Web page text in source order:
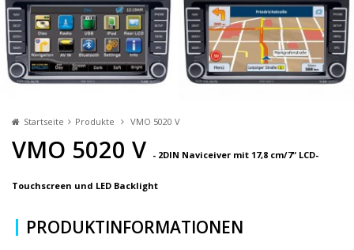
Startseite Produkte VMO 5020 V
VMO 5020 V - 2DIN Naviceiver mit 17,8 cm/7“ LCD-
Touchscreen und LED Backlight
PRODUKTINFORMATIONEN